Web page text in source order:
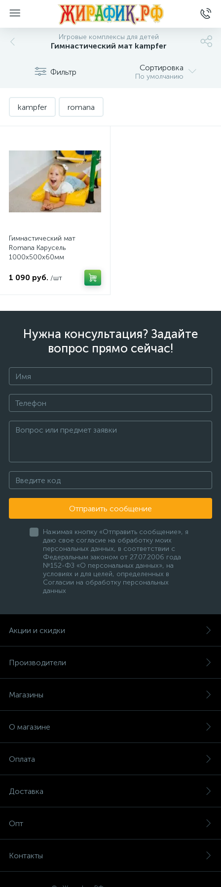
Игровые комплексы для детей
Гимнастический мат kampfer
Фильтр Сортировка
По умолчанию
kampfer romana
Гимнастический мат
Romana Карусель
1000x500x60мм
1 090 руб. /шт
Нужна консультация? Задайте
вопрос прямо сейчас!
Отправить сообщение
Нажимая кнопку «Отправить сообщение», я
даю свое согласие на обработку моих
персональных данных, в соответствии с
Федеральным законом от 27.07.2006 года
№152-ФЗ «О персональных данных», на
условиях и для целей, определенных в
Согласии на обработку персональных
данных
Акции и скидки
Производители
Магазины
О магазине
Оплата
Доставка
Опт
Контакты